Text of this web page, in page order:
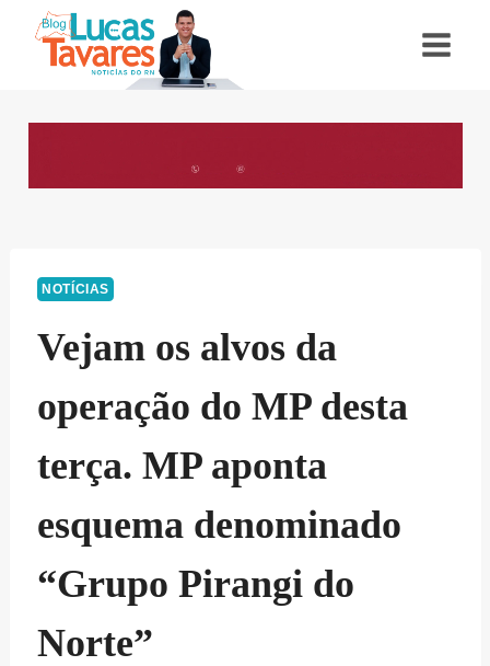
NOTÍCIAS
Vejam os alvos da
operação do MP desta
terça. MP aponta
esquema denominado
“Grupo Pirangi do
Norte”